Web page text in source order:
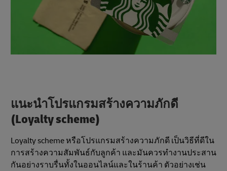
แนะนําโปรแกรมสร้างความภักดี
(Loyalty scheme)
Loyalty scheme หรือโปรแกรมสร้างความภักดี เป็นวิธีที่ดีใน
การสร้างความสัมพันธ์กับลูกค้า และมันควรทำงานประสาน
กันอย่างราบรื่นทั้งในออนไลน์และในร้านค้า ตัวอย่างเช่น